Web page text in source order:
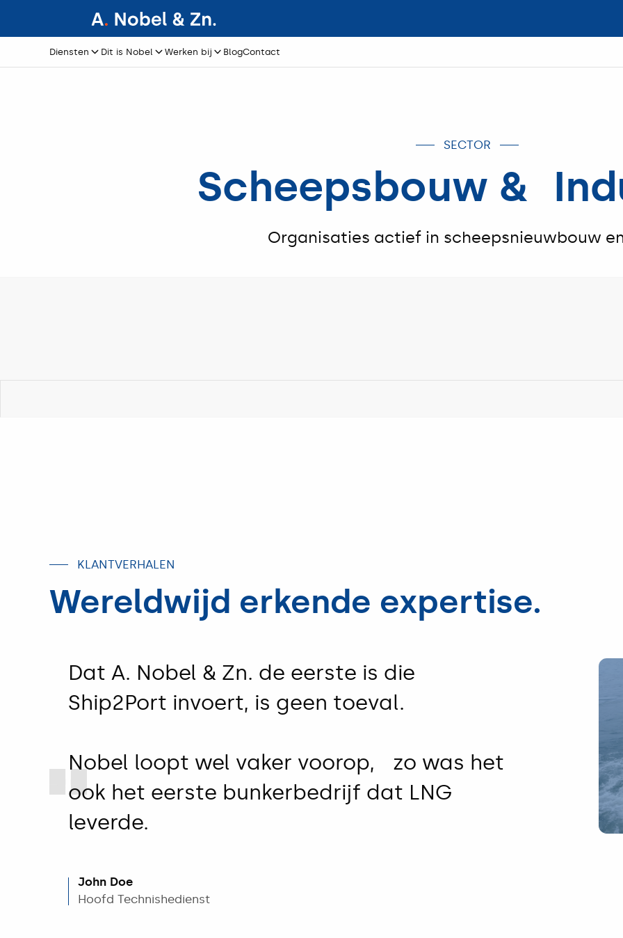
Diensten Dit is Nobel
Werken bij
BlogContact
SECTOR
Scheepsbouw &
Organisaties actief in scheepsnieuwbouw
KLANTVERHALEN
Wereldwijd erkende expertise.
Dat A. Nobel & Zn. de eerste is die
Ship2Port invoert, is geen toeval.
Nobel loopt wel vaker voorop, zo was het
ook het eerste bunkerbedrijf dat LNG
leverde.
John Doe
Hoofd Technishedienst